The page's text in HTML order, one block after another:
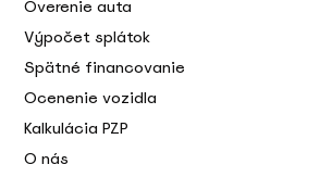
Overenie auta
Výpočet splátok
Spätné financovanie
Ocenenie vozidla
Kalkulácia PZP
O nás